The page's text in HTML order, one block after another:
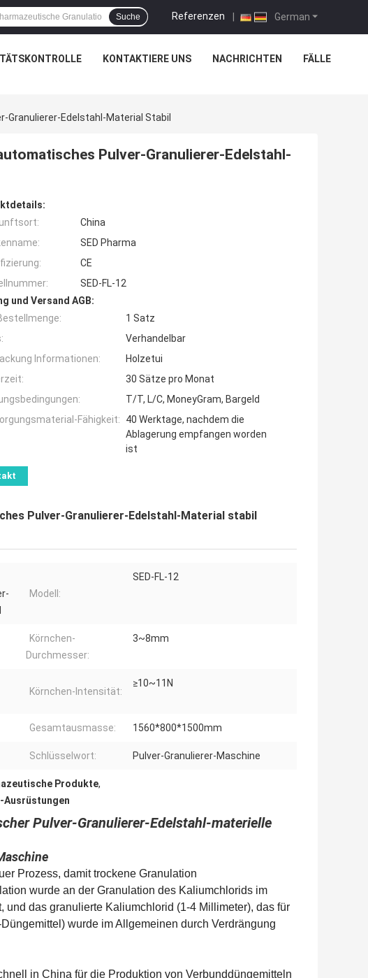
German
Referenzen |
Suche
KONTAKTIERE UNS NACHRICHTEN FÄLLE
Edelstahl-Material Stabil
Pulver-Granulierer-Edelstahl-
China
SED Pharma
CE
SED-FL-12
und Versand AGB:
1 Satz
Verhandelbar
Informationen:
Holzetui
30 Sätze pro Monat
T/T, L/C, MoneyGram, Bargeld
Fähigkeit:
40 Werktage, nachdem die
Ablagerung empfangen worden
ist
Pulver-Granulierer-Edelstahl-Material stabil
Modell:
SED-FL-12
Körnchen-
Durchmesser:
3~8mm
Körnchen-Intensität:
≥10~11N
Gesamtausmasse: 1560*800*1500mm
Schlüsselwort: Pulver-Granulierer-Maschine
Produkte,
Ausrüstungen
Pulver-Granulierer-Edelstahl-materielle
Prozess, damit trockene Granulation
wurde an der Granulation des Kaliumchlorids im
das granulierte Kaliumchlorid (1-4 Millimeter), das für
wurde im Allgemeinen durch Verdrängung
in China für die Produktion von Verbunddüngemitteln